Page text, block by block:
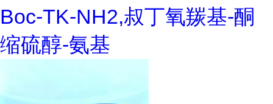
Boc-TK-NH2,叔丁氧羰基-酮
缩硫醇-氨基